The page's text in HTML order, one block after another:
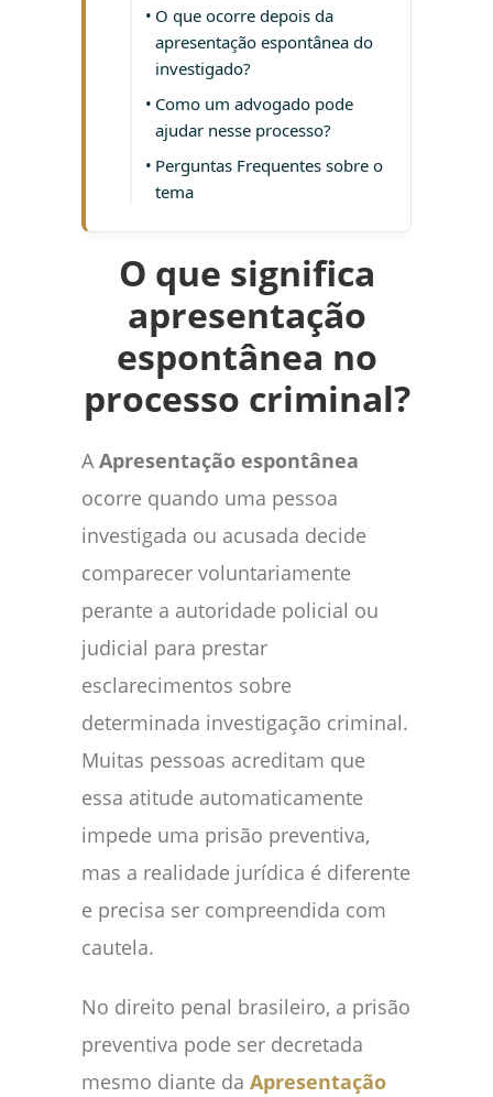
O que ocorre depois da
apresentação espontânea do
investigado?
Como um advogado pode
ajudar nesse processo?
Perguntas Frequentes sobre o
tema
O que significa
apresentação
espontânea no
processo criminal?
AApresentação espontânea
ocorre quando uma pessoa
investigada ou acusada decide
comparecer voluntariamente
perante a autoridade policial ou
judicial para prestar
esclarecimentos sobre
determinada investigação criminal.
Muitas pessoas acreditam que
essa atitude automaticamente
impede uma prisão preventiva,
mas a realidade jurídica é diferente
e precisa ser compreendida com
cautela.
No direito penal brasileiro, a prisão
preventiva pode ser decretada
mesmo diante da Apresentação